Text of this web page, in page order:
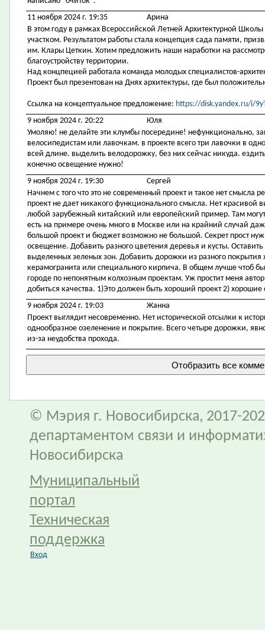
11 ноября 2024 г. 19:35
Арина
В этом году в рамках Всероссийской Летней Архитектурной
участком. Результатом работы стала концепция сада памяти,
им. Клары Цеткин. Хотим предложить наши наработки на
благоустройству территории.
Над концпецией работала команда молодых специалистов-
Проект был презентован на Днях архитектуры, где был
Ссылка на концептуальное предложение: https://disk.yandex.ru/i/
9 ноября 2024 г. 20:22
Юля
Умоляю! не делайте эти клумбы посередине! нефункционально,
велосипедистам или лавочкам. в проекте всего три лавочки в
всей длине. выделить велодорожку, без них сейчас никуда.
конечно освещение нужно!
9 ноября 2024 г. 19:30
Сергей
Начнем с того что это не современный проект и такое нет смысла
проект не дает никакого функционального смысла. Нет красивой
любой зарубежный китайский или европейский пример. Там
есть на примере очень много в Москве или на крайний случай
большой проект и бюджет возможно не большой. Секрет прост
освещение. Добавить разного цветения деревья и кусты.
выделенных зеленых зон. Добавить дорожки из разного покрытия
керамогранита или специального кирпича. В общем лучше чтоб
городе по непонятным колхозным проектам. Уж простит меня
добиться качества. 1)Это должен быть хороший проект 2) хорошие
9 ноября 2024 г. 19:03
Жанна
Проект выглядит несовременно. Нет исторической отсылки к
однообразное озеленение и покрытие. Всего четыре дорожки,
из-за неудобства прохода.
© Мэрия г. Новосибирска, 2017-
департаментом связи и
Новосибирска
Муниципальный
портал
Техническая
поддержка
Вход